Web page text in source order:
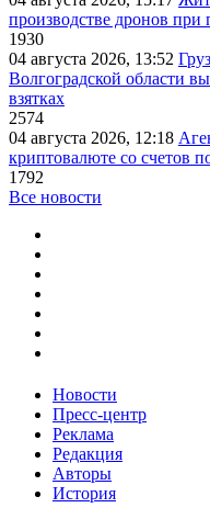
производстве дронов
1930
04 августа 2026, 13:52
Волгоградской области
взятках
2574
04 августа 2026, 12:18
криптовалюте со счетов
1792
Все новости
Новости
Пресс-центр
Реклама
Редакция
Авторы
История